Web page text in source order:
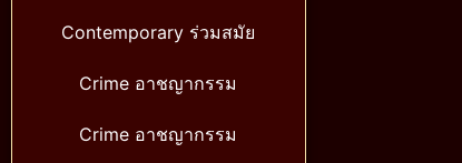
Contemporary ร่วมสมัย
Crime อาชญากรรม
Crime อาชญากรรม